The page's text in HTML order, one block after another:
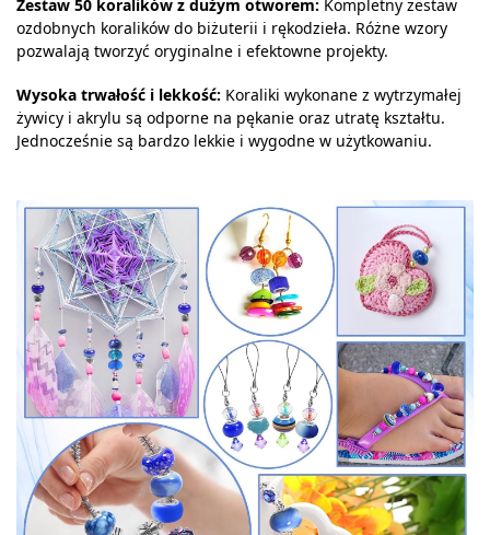
Zestaw 50 koralików z dużym otworem: Kompletny zestaw
ozdobnych koralików do biżuterii i rękodzieła. Różne wzory
pozwalają tworzyć oryginalne i efektowne projekty.
Wysoka trwałość i lekkość: Koraliki wykonane z wytrzymałej
żywicy i akrylu są odporne na pękanie oraz utratę kształtu.
Jednocześnie są bardzo lekkie i wygodne w użytkowaniu.